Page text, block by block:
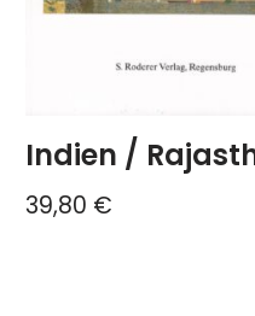
Indien /
39,80 €